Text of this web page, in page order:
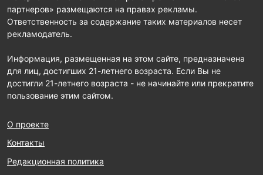
партнеров» размещаются на правах рекламы.
Ответственность за содержание таких материалов несет
рекламодатель.
Информация, размещенная на этом сайте, предназначена
для лиц, достигших 21-летнего возраста. Если Вы не
достигли 21-летнего возраста - не начинайте или прекратите
пользование этим сайтом.
О проекте
Контакты
Редакционная политика